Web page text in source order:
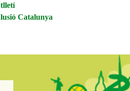
Catalunya